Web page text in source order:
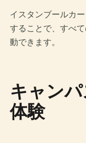
イスタンブールカ
することで、すべ
動できます。
キャン
体験